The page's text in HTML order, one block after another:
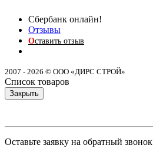
Сбербанк онлайн!
Отзывы
Оставить отзыв
2007 - 2026 © ООО «ДИРС СТРОЙ»
Список товаров
Закрыть
Оставьте заявку на обратный звонок